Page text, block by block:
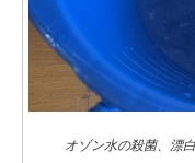
オゾン水の殺菌、漂